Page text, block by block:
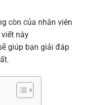
còn của nhân viên
này
giúp bạn giải đáp